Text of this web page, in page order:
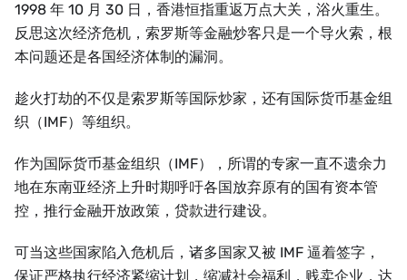
1998 年 10 月 30 日，香港恒指重返万点大关，浴火重生。
反思这次经济危机，索罗斯等金融炒客只是一个导火索，根
本问题还是各国经济体制的漏洞。
趁火打劫的不仅是索罗斯等国际炒家，还有国际货币基金组
织（IMF）等组织。
作为国际货币基金组织（IMF），所谓的专家一直不遗余力
地在东南亚经济上升时期呼吁各国放弃原有的国有资本管
控，推行金融开放政策，贷款进行建设。
可当这些国家陷入危机后，诸多国家又被 IMF 逼着签字，
保证严格执行经济紧缩计划，缩减社会福利，贱卖企业，达